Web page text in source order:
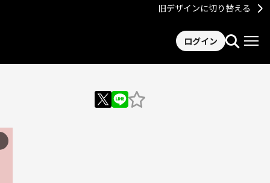
旧デザインに切り替える
ログイン